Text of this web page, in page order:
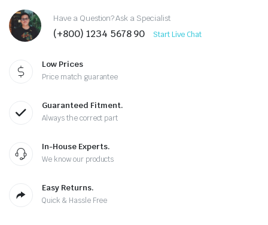
Have a Question? Ask a Specialist
(+800) 1234 5678 90 Start Live Chat
Low Prices
Price match guarantee
Guaranteed Fitment.
Always the correct part
In-House Experts.
We know our products
Easy Returns.
Quick & Hassle Free